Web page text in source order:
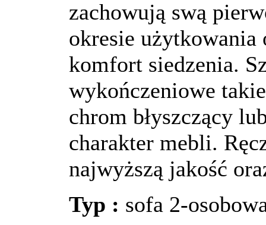
zachowują swą
okresie użytkowania
komfort siedzenia.
wykończeniowe
chrom błyszczący
charakter mebli.
najwyższą jakość
Typ : sofa 2-